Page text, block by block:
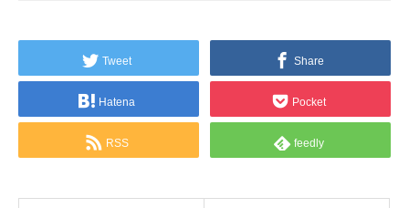
Tweet Share
Hatena Pocket
RSS feedly